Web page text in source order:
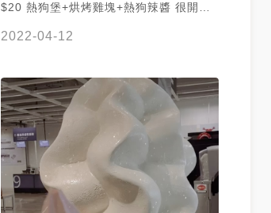
$20 熱狗堡+烘烤雞塊+熱狗辣醬 很開胃
的酥杯 不知道會販售到哪一天 最愛到
IKEA美食小站享用各種點心及飲品 物超
所值 不定時推出期間限定 #IKEA #IKEA
#霜淇淋 #冰 #冰品 #草莓霜淇淋 #炸雞 #
炸物 #當紅炸子雞堡
2022-04-12